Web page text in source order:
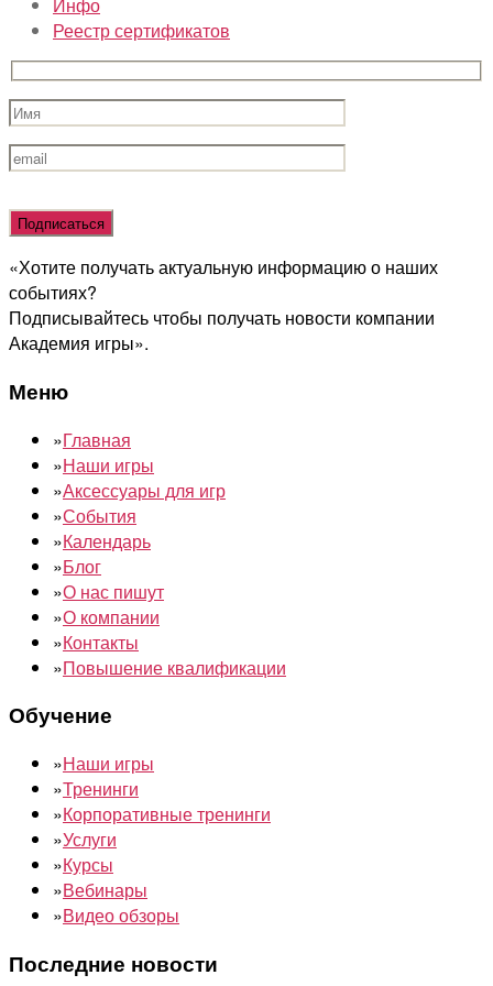
Реестр сертификатов
Оставьте
это
пустым.
«Хотите получать актуальную информацию о наших
событиях?
Подписывайтесь чтобы получать новости компании
Академия игры».
Меню
»Главная
»Наши игры
»Аксессуары для игр
»События
»Календарь
»Блог
»О нас пишут
»О компании
»Контакты
»Повышение квалификации
Обучение
»Наши игры
»Тренинги
»Корпоративные тренинги
»Услуги
»Курсы
»Вебинары
»Видео обзоры
Последние новости